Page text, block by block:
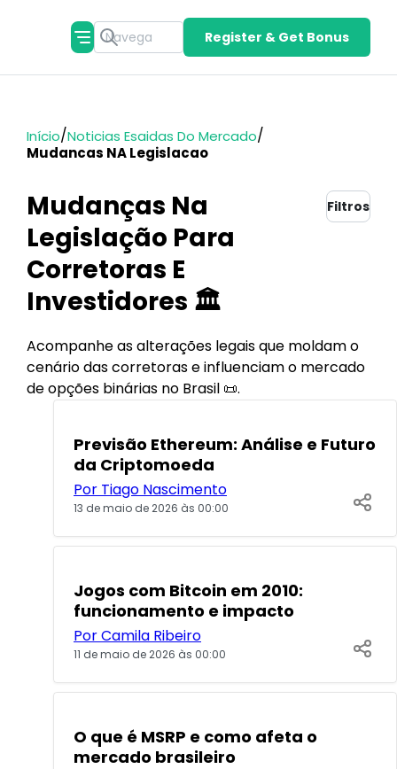
Register & Get Bonus
Início/Noticias Esaidas Do Mercado/
Mudancas NA Legislacao
Mudanças Na
Legislação Para
Corretoras E
Investidores 🏛️
Filtros
Acompanhe as alterações legais que moldam o
cenário das corretoras e influenciam o mercado
de opções binárias no Brasil 📜.
POPULARES
Previsão Ethereum: Análise e Futuro
da Criptomoeda
Por Tiago Nascimento
13 de maio de 2026 às 00:00
Jogos com Bitcoin em 2010:
funcionamento e impacto
Por Camila Ribeiro
11 de maio de 2026 às 00:00
POPULARES
O que é MSRP e como afeta o
mercado brasileiro